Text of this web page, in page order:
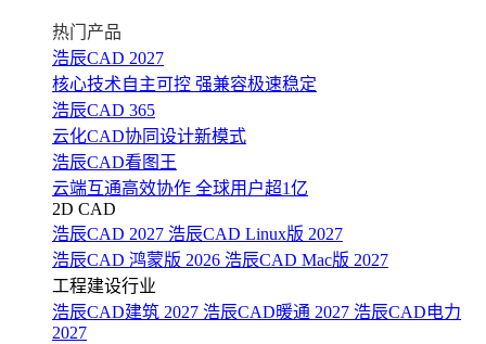
热门产品
浩辰CAD 2027
核心技术自主可控 强兼容极速稳定
浩辰CAD 365
云化CAD协同设计新模式
浩辰CAD看图王
云端互通高效协作 全球用户超1亿
2D CAD
浩辰CAD 2027 浩辰CAD Linux版 2027
浩辰CAD 鸿蒙版 2026 浩辰CAD Mac版 2027
工程建设行业
浩辰CAD建筑 2027 浩辰CAD暖通 2027 浩辰CAD电力
2027